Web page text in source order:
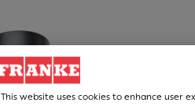
This website uses cookies to enhance user